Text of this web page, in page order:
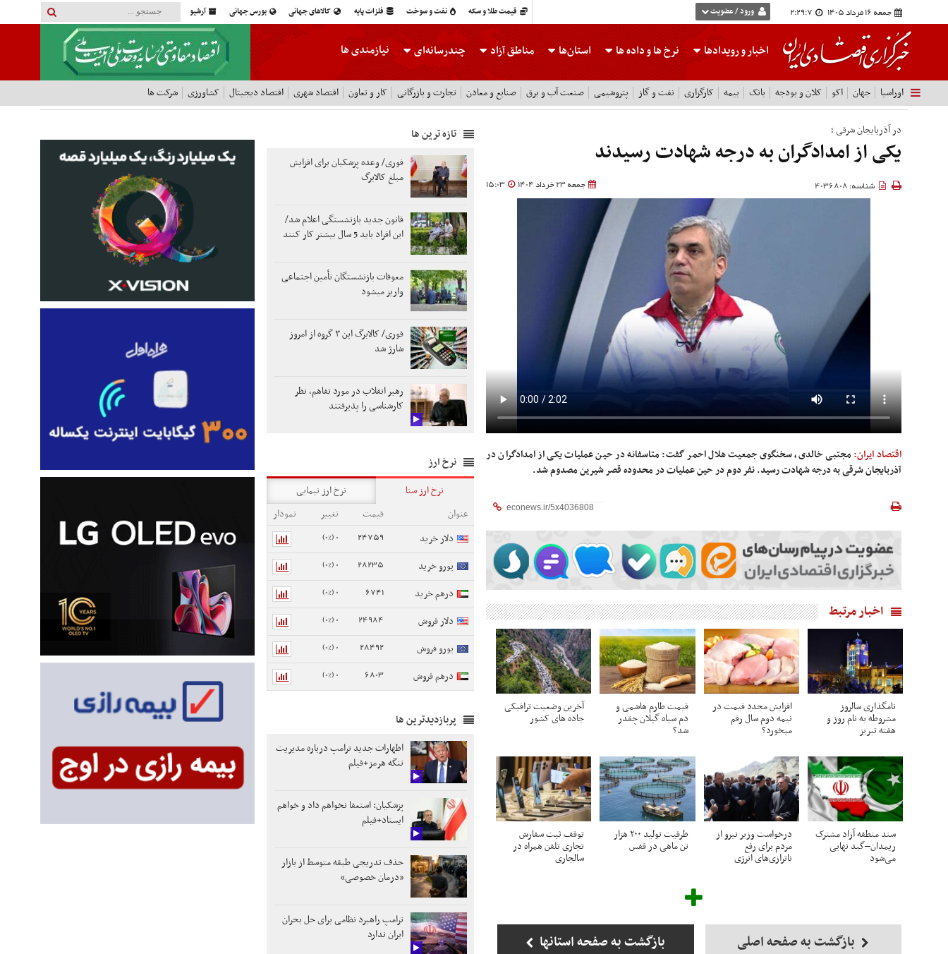
قیمت طلا و سکه نفت و سوخت فلزات پایه کالاهای جهانی بورس جهانی آرشیو جمعه 16 مرداد 1405 2:29:8 ورود / عضویت
اخبار و رویدادها نرخ هاو داده ها استان‌ها مناطق آزاد چندرسانه‌ای نیازمندی ها
اوراسیا جهان اکو کلان و بودجه بانک بیمه کارگزاری نفت و گاز پتروشیمی صنعت آب و برق صنایع و معادن تجارت و بازرگانی کار و تعاون اقتصاد شهری اقتصاد دیجیتال کشاورزی شرکت ها
در آذربایجان شرقی ؛
یکی از امدادگران به درجه شهادت رسیدند
جمعه 23 خرداد 1404 15:03 شناسه: 4036808
اقتصاد ایران: مجتبی خالدی، سخنگوی جمعیت هلال احمر گفت: متاسفانه در حین عملیات یکی از امدادگران در
آذربایجان شرقی به درجه شهادت رسید. نفر دوم در حین عملیات در محدوده قصر شیرین مصدوم شد.
اخبار مرتبط
نامگذاری سالروز
مشروطه به نام روز و
هفته تبریز
افزایش مجدد قیمت در
نیمه دوم سال رقم
میخورد؟
قیمت طارم هاشمی و
دم سیاه گیلان چقدر
شد؟
آخرین وضعیت ترافیکی
جاده های کشور
سند منطقه آزاد مشترک
ریمدان–گبد نهایی
می‌شود
درخواست وزیر نیرو از
مردم برای رفع
ناترازی‌های انرژی
ظرفیت تولید ۲۰۰ هزار
تن ماهی در قفس
توقف ثبت سفارش
تجاری تلفن همراه در
سالجاری
بازگشت به صفحه اصلی بازگشت به صفحه استانها
تازه ترین ها
فوری/ وعده پزشکیان برای افزایش
مبلغ کالابرگ
قانون جدید بازنشستگی اعلام شد/
این افراد باید 5 سال بیشتر کار کنند
معوقات بازنشستگان تأمین اجتماعی
واریز میشود
فوری/ کالابرگ این ۳ گروه از امروز
شارژ شد
رهبر انقلاب در مورد تفاهم، نظر
کارشناسی را پذیرفتند
نرخ ارز
نرخ ارز سنا
نرخ ارز نیمایی
عنوان
قیمت تغییر
نمودار
دلار خرید
24759
0 (0%)
یورو خرید 28235
0 (0%)
درهم خرید 6741
0 (0%)
دلار فروش 24984
0 (0%)
یورو فروش 28492
0 (0%)
درهم فروش 6803
0 (0%)
پربازدیدترین ها
اظهارات جدید ترامپ درباره مدیریت
تنگه هرمز+فیلم
پزشکیان: استعفا نخواهم داد و خواهم
ایستاد+فیلم
حذف تدریجی طبقه متوسط از بازار
«درمان خصوصی»
ترامپ راهبرد نظامی برای حل بحران
ایران ندارد